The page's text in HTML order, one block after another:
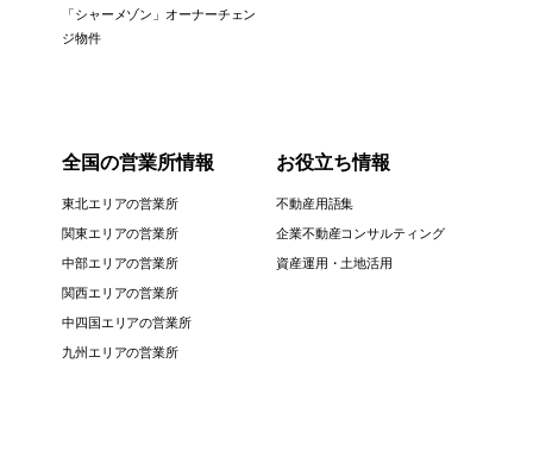
「シャーメゾン」オーナーチェン
ジ物件
全国の営業所情報
東北エリアの営業所
関東エリアの営業所
中部エリアの営業所
関西エリアの営業所
中四国エリアの営業所
九州エリアの営業所
お役立ち情報
不動産用語集
企業不動産コンサルティング
資産運用・土地活用